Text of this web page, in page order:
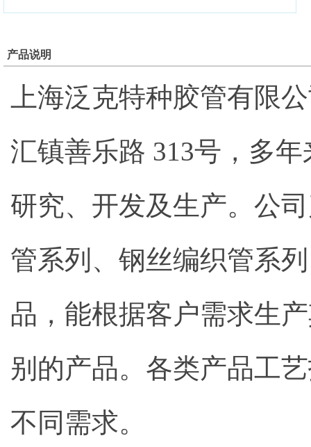
产品说明
上海泛克特种胶管有限
汇镇善乐路 313号，多
研究、开发及生产。公
管系列、钢丝编织管系
品，能根据客户需求生
别的产品。各类产品工
不同需求。